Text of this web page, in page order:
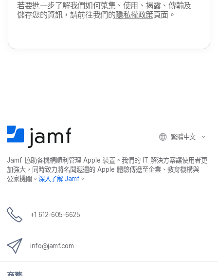
若​要​進一步​了​解​我們​如何​蒐集、​使用、​揭露、​傳輸​及​
儲存您​的​資訊，​請​前往​我們​的隱私權​政策頁面。
繁體​中文
Jamf協助​各​機構​順利​管理 Apple裝置。​我們​的 IT解決​方案​讓​使用​者​更​
加強​大，​同時​致力​將​名聞​遐邇​的 Apple體驗​傳遞​至​企業、​教育​機構​與​
公家​機關。深入​了​解Jamf。
+1 612-605-6625
info@jamf.com